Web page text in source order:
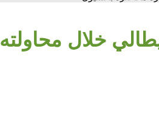
خلال محاولته